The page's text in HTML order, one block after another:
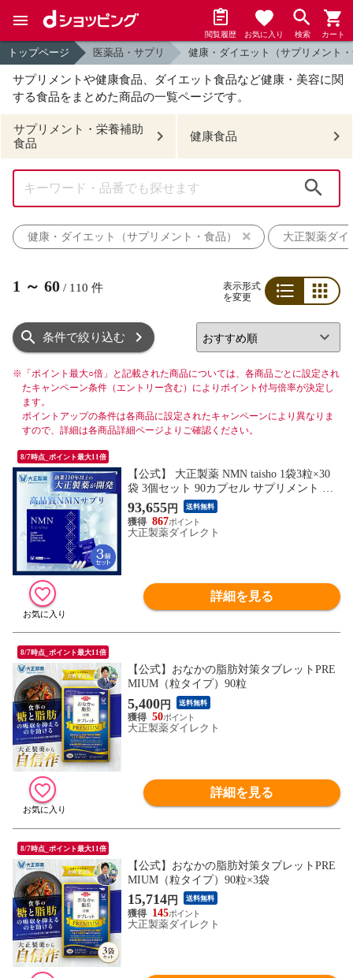
閲覧履歴 お気に入り 検索 カート
トップページ 医薬品・サプリ 健康・ダイエット（サプリメント
サプリメントや健康食品、ダイエット食品など健康・美容に関
する食品をまとめた商品の一覧ページです。
サプリメント・栄養補助
食品
健康食品
健康・ダイエット（サプリメント・食品）
大正製薬ダイ
1 ～ 60 / 110 件
表示形式
を変更
条件で絞り込む
※ 「ポイント最大○倍」と記載された商品については、各商品ごとに設定され
たキャンペーン条件（エントリー含む）によりポイント付与倍率が決定し
ます。
ポイントアップの条件は各商品に設定されたキャンペーンにより異なりま
すので、詳細は各商品詳細ページよりご確認ください。
8/7時点_ポイント最大11倍
【公式】 大正製薬 NMN taisho 1袋3粒×30
袋 3個セット 90カプセル サプリメント カ
プセル エラグ酸 サプリ レスベラトロール
ザクロ ビタミンb群 個包装 日本製 ビタミ
ンb 健康食品 ビタミン nmn高純度99％ 持
93,655円 送料無料
867
大正製薬ダイレクト
詳細を見る
8/7時点_ポイント最大11倍
【公式】おなかの脂肪対策タブレットPRE
MIUM（粒タイプ）90粒
5,400円 送料無料
50
大正製薬ダイレクト
詳細を見る
8/7時点_ポイント最大11倍
【公式】おなかの脂肪対策タブレットPRE
MIUM（粒タイプ）90粒×3袋
15,714円 送料無料
145
大正製薬ダイレクト